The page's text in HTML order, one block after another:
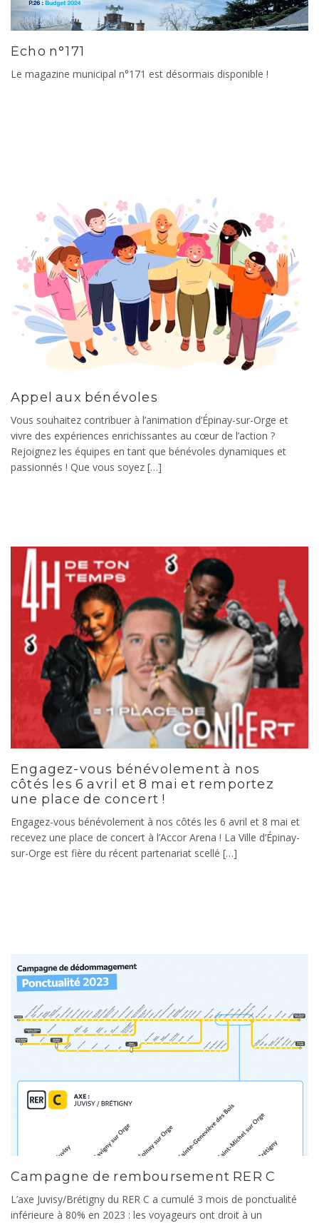
Écho n°171
Le magazine municipal n°171 est désormais disponible !
Appel aux bénévoles
Vous souhaitez contribuer à l’animation d’Épinay-sur-Orge et
vivre des expériences enrichissantes au cœur de l’action ?
Rejoignez les équipes en tant que bénévoles dynamiques et
passionnés ! Que vous soyez […]
Engagez-vous bénévolement à nos
côtés les 6 avril et 8 mai et remportez
une place de concert !
Engagez-vous bénévolement à nos côtés les 6 avril et 8 mai et
recevez une place de concert à l’Accor Arena ! La Ville d’Épinay-
sur-Orge est fière du récent partenariat scellé […]
Campagne de remboursement RER C
L’axe Juvisy/Brétigny du RER C a cumulé 3 mois de ponctualité
inférieure à 80% en 2023 : les voyageurs ont droit à un